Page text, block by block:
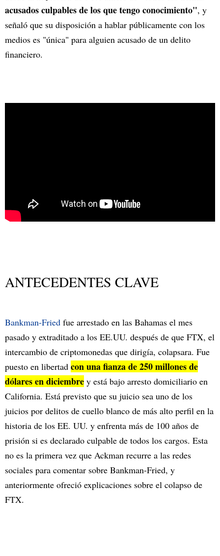
acusados culpables de los que tengo conocimiento", y
señaló que su disposición a hablar públicamente con los
medios es "única" para alguien acusado de un delito
financiero.
ANTECEDENTES CLAVE
Bankman-Fried fue arrestado en las Bahamas el mes
pasado y extraditado a los EE.UU. después de que FTX, el
intercambio de criptomonedas que dirigía, colapsara. Fue
puesto en libertad con una fianza de 250 millones de
dólares en diciembre y está bajo arresto domiciliario en
California. Está previsto que su juicio sea uno de los
juicios por delitos de cuello blanco de más alto perfil en la
historia de los EE. UU. y enfrenta más de 100 años de
prisión si es declarado culpable de todos los cargos. Esta
no es la primera vez que Ackman recurre a las redes
sociales para comentar sobre Bankman-Fried, y
anteriormente ofreció explicaciones sobre el colapso de
FTX.